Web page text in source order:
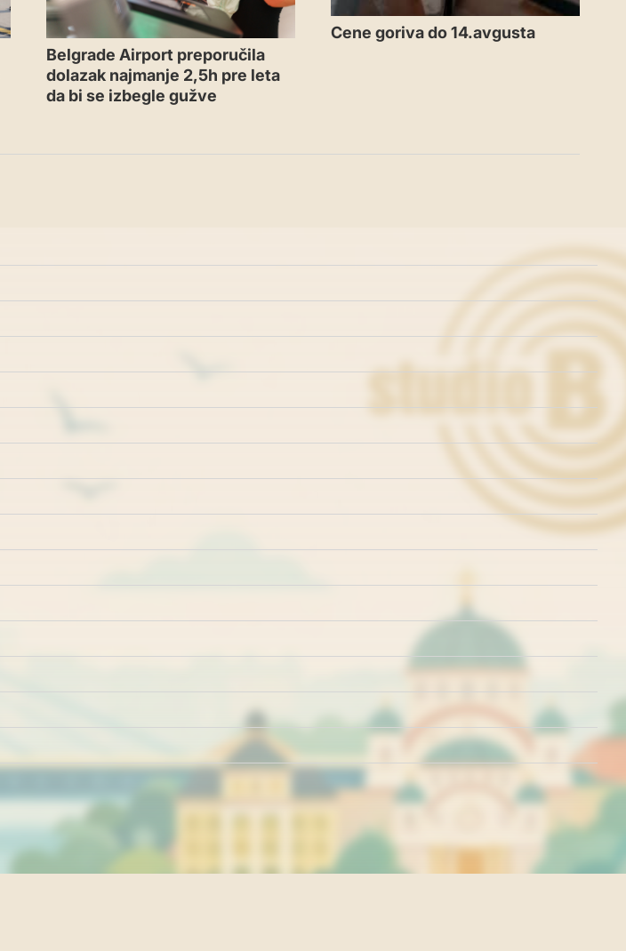
Belgrade Airport preporučila
dolazak najmanje 2,5h pre leta
da bi se izbegle gužve
Cene goriva do 14.avgusta